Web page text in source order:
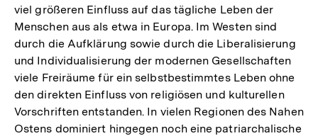
viel größeren Einfluss auf das tägliche Leben der
Menschen aus als etwa in Europa. Im Westen sind
durch die Aufklärung sowie durch die Liberalisierung
und Individualisierung der modernen Gesellschaften
viele Freiräume für ein selbstbestimmtes Leben ohne
den direkten Einfluss von religiösen und kulturellen
Vorschriften entstanden. In vielen Regionen des Nahen
Ostens dominiert hingegen noch eine patriarchalische